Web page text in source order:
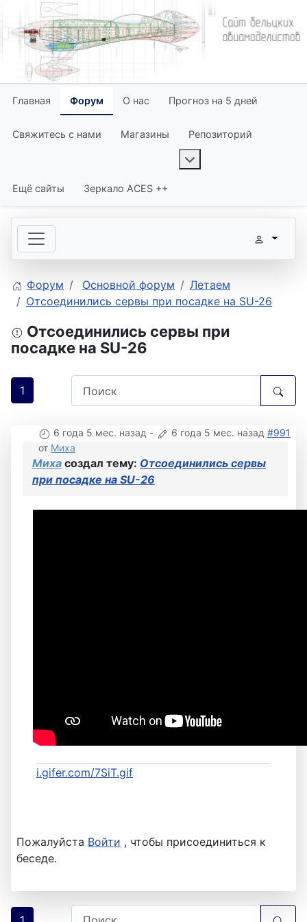
Главная Форум О нас Прогноз на 5 дней
Свяжитесь с нами Магазины Репозиторий
Ещё сайты Зеркало ACES ++
Форум Основной форум
Летаем
Отсоединились сервы при посадке на SU-26
Отсоединились сервы при
посадке на SU-26
1
6 года 5 мес. назад - 6 года 5 мес. назад #991
от Миха
Миха создал тему: Отсоединились сервы
при посадке на SU-26
i.gifer.com/7SiT.gif
Пожалуйста Войти , чтобы присоединиться к
беседе.